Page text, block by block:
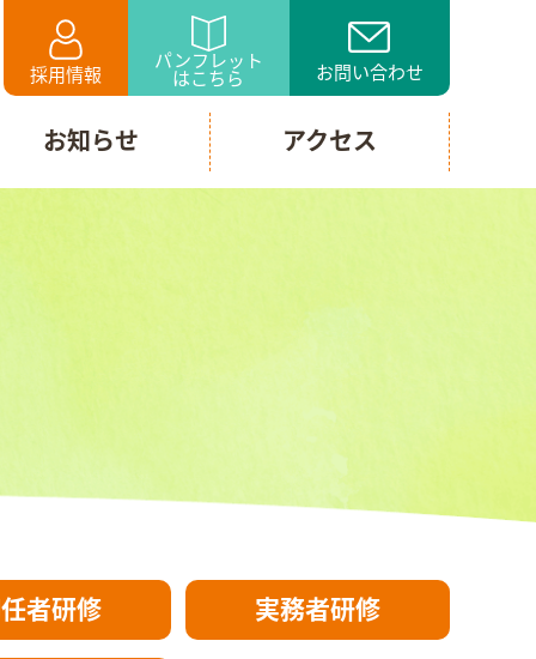
採用情報
パンフレット
はこちら お問い合わせ
お知らせ アクセス
者研修 実務者研修